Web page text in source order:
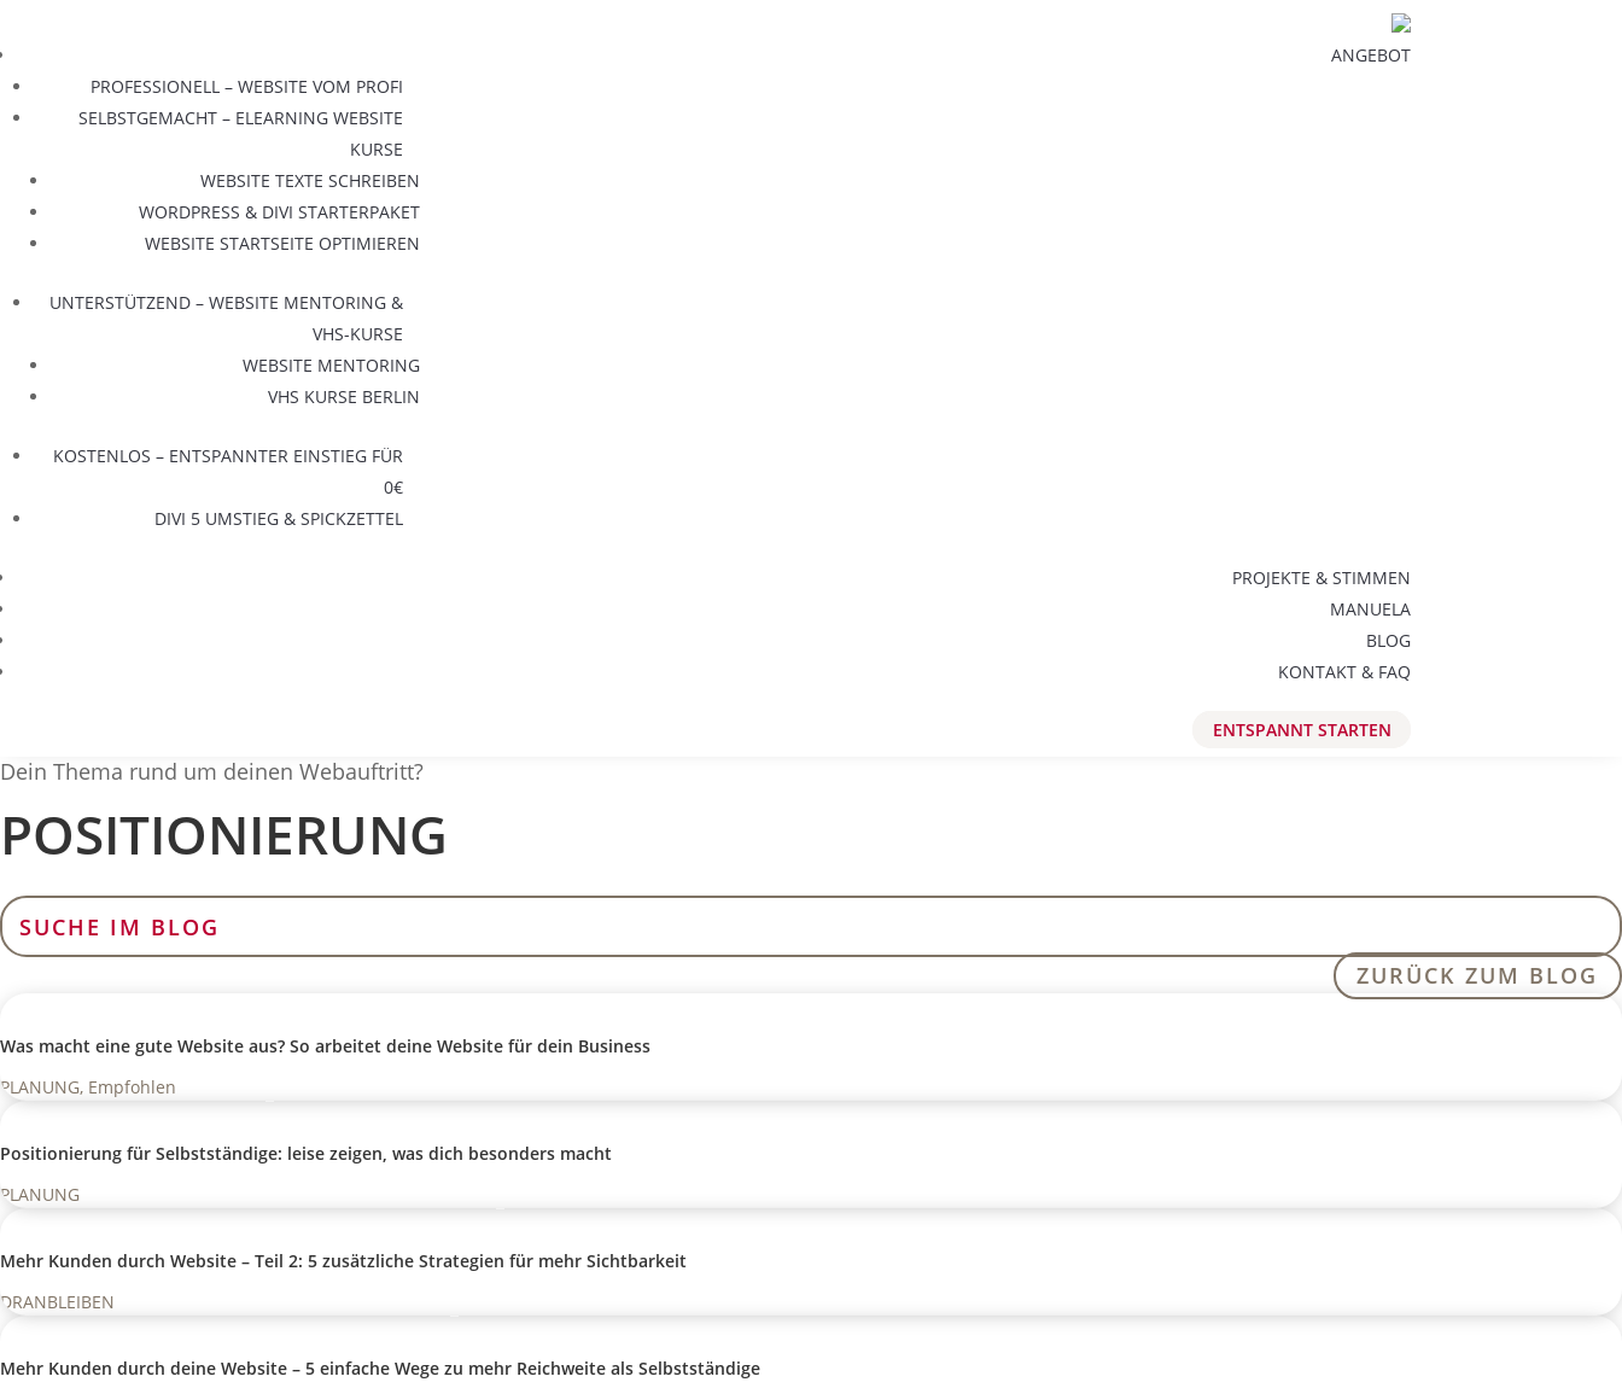
ANGEBOT
PROFESSIONELL – WEBSITE VOM PROFI
SELBSTGEMACHT – ELEARNING WEBSITE
KURSE
WEBSITE TEXTE SCHREIBEN
WORDPRESS & DIVI STARTERPAKET
WEBSITE STARTSEITE OPTIMIEREN
UNTERSTÜTZEND – WEBSITE MENTORING &
VHS-KURSE
WEBSITE MENTORING
VHS KURSE BERLIN
KOSTENLOS – ENTSPANNTER EINSTIEG FÜR
0€
DIVI 5 UMSTIEG & SPICKZETTEL
PROJEKTE & STIMMEN
MANUELA
BLOG
KONTAKT & FAQ
ENTSPANNT STARTEN
Dein Thema rund um deinen Webauftritt?
POSITIONIERUNG
Suchen
nach:
ZURÜCK ZUM BLOG
Was macht eine gute Website aus? So arbeitet deine Website für dein Business
PLANUNG, Empfohlen
Positionierung für Selbstständige: leise zeigen, was dich besonders macht
PLANUNG
Mehr Kunden durch Website – Teil 2: 5 zusätzliche Strategien für mehr Sichtbarkeit
DRANBLEIBEN
Mehr Kunden durch deine Website – 5 einfache Wege zu mehr Reichweite als Selbstständige